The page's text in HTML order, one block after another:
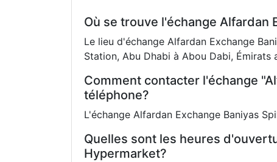
Où se trouve l'échange Alfardan
Le lieu d'échange Alfardan Exchange
Station, Abu Dhabi à Abou Dabi, Émirats
Comment contacter l'échange
téléphone?
L'échange Alfardan Exchange Baniyas
Quelles sont les heures
Hypermarket?